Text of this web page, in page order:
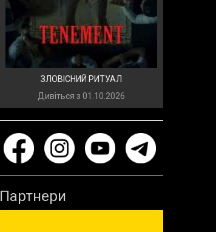
ЗЛОВІСНИЙ РИТУАЛ
Дивіться з 01.10.2026
Партнери